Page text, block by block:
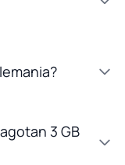
3 GB